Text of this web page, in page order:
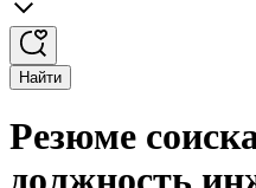
Найти
Резюме